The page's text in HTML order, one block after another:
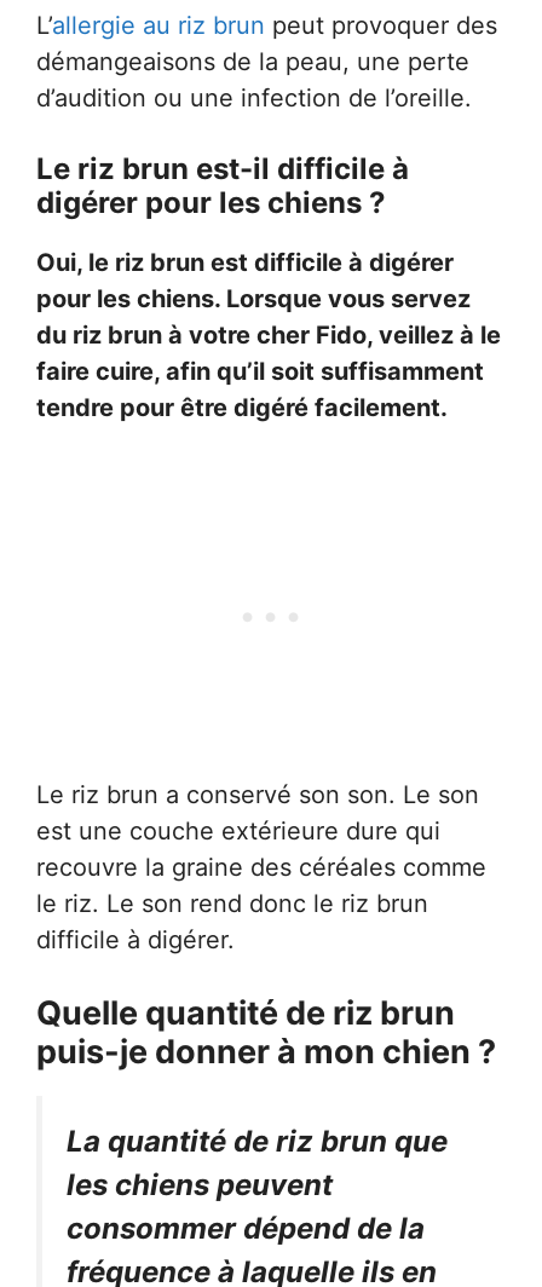
L’allergie au riz brun peut provoquer des
démangeaisons de la peau, une perte
d’audition ou une infection de l’oreille.
Le riz brun est-il difficile à
digérer pour les chiens ?
Oui, le riz brun est difficile à digérer
pour les chiens. Lorsque vous servez
du riz brun à votre cher Fido, veillez à le
faire cuire, afin qu’il soit suffisamment
tendre pour être digéré facilement.
Le riz brun a conservé son son. Le son
est une couche extérieure dure qui
recouvre la graine des céréales comme
le riz. Le son rend donc le riz brun
difficile à digérer.
Quelle quantité de riz brun
puis-je donner à mon chien ?
La quantité de riz brun que
les chiens peuvent
consommer dépend de la
fréquence à laquelle ils en